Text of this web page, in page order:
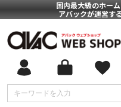
国内最大級のホー
アバックが運営す